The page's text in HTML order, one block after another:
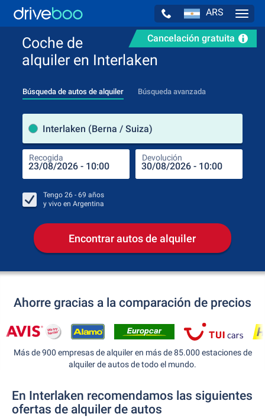
ARS
Cancelación gratuita
Coche de
alquiler en Interlaken
Búsqueda de autos de alquiler Búsqueda avanzada
Interlaken (Berna / Suiza)
Recogida Devolución
Tengo 26 - 69 años
y vivo en Argentina
Encontrar autos de alquiler
Ahorre gracias a la comparación de precios
Más de 900 empresas de alquiler en más de 85.000 estaciones de
alquiler de autos de todo el mundo.
En Interlaken recomendamos las siguientes
ofertas de alquiler de autos